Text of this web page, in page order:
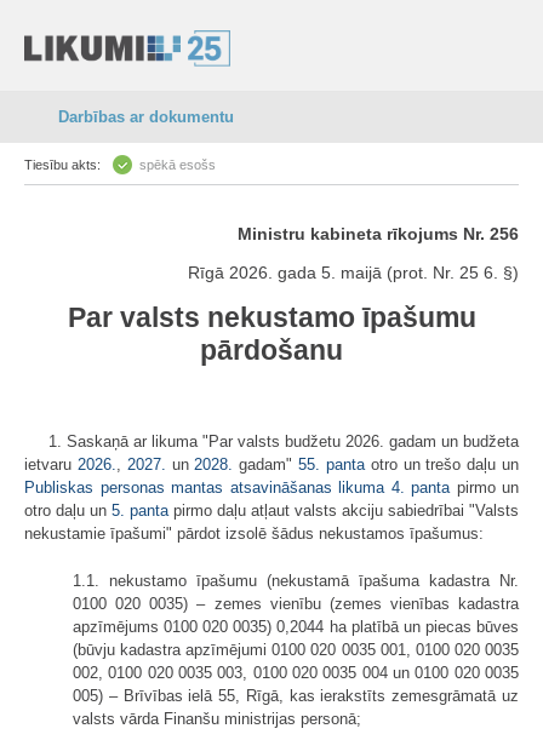
Darbības ar dokumentu
Tiesību akts: spēkā esošs
Ministru kabineta rīkojums Nr. 256
Rīgā 2026. gada 5. maijā (prot. Nr. 25 6. §)
Par valsts nekustamo īpašumu
pārdošanu
1. Saskaņā ar likuma "Par valsts budžetu 2026. gadam un budžeta
ietvaru 2026. 2027. un 2028. gadam"55. pantaotro un trešo daļu un
Publiskas personas mantas atsavināšanas likuma 4. panta pirmo un
otro daļu un 5. panta pirmo daļu atļaut valsts akciju sabiedrībai "Valsts
nekustamie īpašumi" pārdot izsolē šādus nekustamos īpašumus:
1.1. nekustamo īpašumu (nekustamā īpašuma kadastra Nr.
0100 020 0035) – zemes vienību (zemes vienības kadastra
apzīmējums 0100 020 0035) 0,2044 ha platībā un piecas būves
(būvju kadastra apzīmējumi 0100 020 0035 001, 0100 020 0035
002, 0100 020 0035 003, 0100 020 0035 004 un 0100 020 0035
005) – Brīvības ielā 55, Rīgā, kas ierakstīts zemesgrāmatā uz
valsts vārda Finanšu ministrijas personā;